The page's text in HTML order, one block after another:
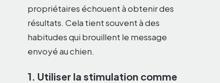
propriétaires échouent à obtenir des
résultats. Cela tient souvent à des
habitudes qui brouillent le message
envoyé au chien.
1. Utiliser la stimulation comme